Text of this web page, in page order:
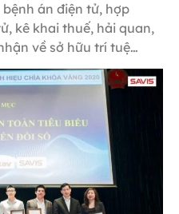
án điện tử, hợp
kê khai thuế, hải quan,
về sở hữu trí tuệ…